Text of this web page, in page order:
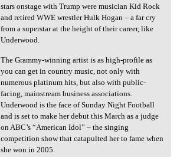
stars onstage with Trump were musician Kid Rock
and retired WWE wrestler Hulk Hogan – a far cry
from a superstar at the height of their career, like
Underwood.
The Grammy-winning artist is as high-profile as
you can get in country music, not only with
numerous platinum hits, but also with public-
facing, mainstream business associations.
Underwood is the face of Sunday Night Football
and is set to make her debut this March as a judge
on ABC’s “American Idol” – the singing
competition show that catapulted her to fame when
she won in 2005.